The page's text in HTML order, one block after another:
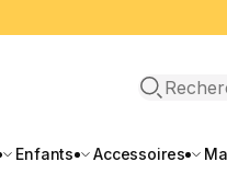
Enfants Accessoires